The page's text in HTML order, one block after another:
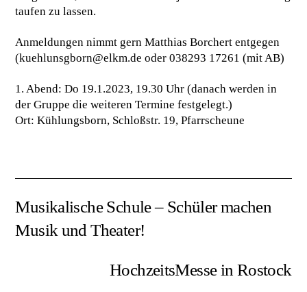
taufen zu lassen.
Anmeldungen nimmt gern Matthias Borchert entgegen
(kuehlunsgborn@elkm.de oder 038293 17261 (mit AB)
1. Abend: Do 19.1.2023, 19.30 Uhr (danach werden in
der Gruppe die weiteren Termine festgelegt.)
Ort: Kühlungsborn, Schloßstr. 19, Pfarrscheune
Musikalische Schule – Schüler machen
Musik und Theater!
HochzeitsMesse in Rostock